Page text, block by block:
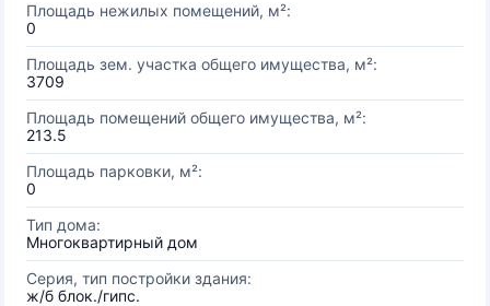
Площадь нежилых помещений, м²:
0
Площадь зем. участка общего имущества, м²:
3709
Площадь помещений общего имущества, м²:
213.5
Площадь парковки, м²:
0
Тип дома:
Многоквартирный дом
Серия, тип постройки здания:
ж/б блок./гипс.